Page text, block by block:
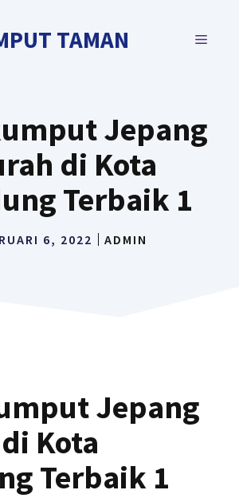
TAMAN MENU
Jepang
di Kota
Terbaik 1
6, 2022 ADMIN
Jepang
Kota
Terbaik 1